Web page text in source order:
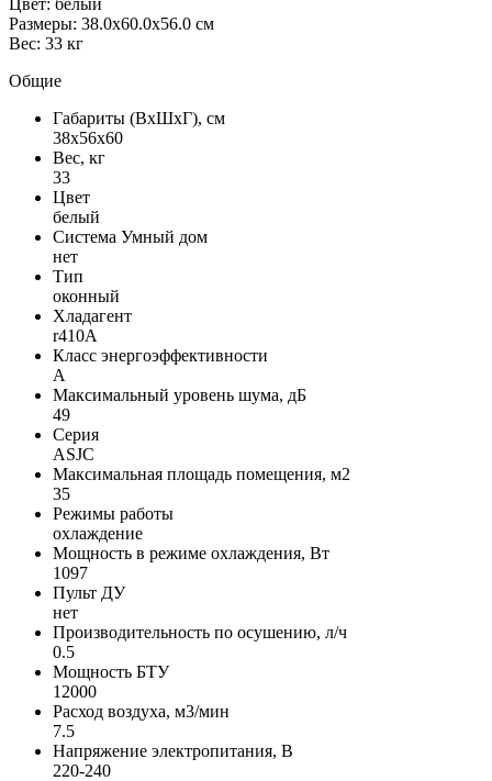
Размеры: 38.0x60.0x56.0 см
Вес: 33 кг
Общие
Габариты (ВxШxГ), см
38x56x60
Вес, кг
33
Цвет
белый
Система Умный дом
нет
Тип
оконный
Хладагент
r410A
Класс энергоэффективности
A
Максимальный уровень шума, дБ
49
Серия
ASJC
Максимальная площадь помещения, м2
35
Режимы работы
охлаждение
Мощность в режиме охлаждения, Вт
1097
Пульт ДУ
нет
Производительность по осушению, л/ч
0.5
Мощность БТУ
12000
Расход воздуха, м3/мин
7.5
Напряжение электропитания, В
220-240